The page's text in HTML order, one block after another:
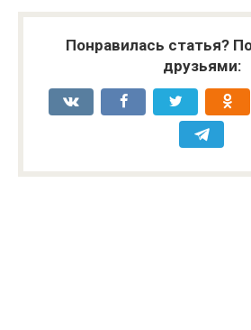
Понравилась статья?
друзьями: